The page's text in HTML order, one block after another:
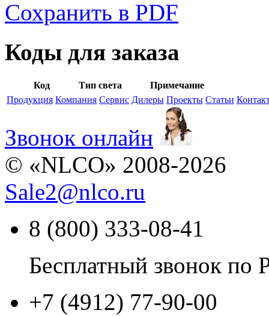
Сохранить в PDF
Коды для заказа
Код Тип света
Примечание
Продукция Компания Сервис Дилеры Проекты Статьи
Звонок онлайн
© «NLCO» 2008-2026
Sale2@nlco.ru
8 (800) 333-08-41
Бесплатный звонок по
+7 (4912) 77-90-00